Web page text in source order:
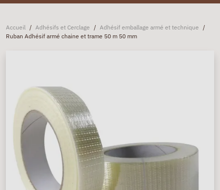
Accueil / Adhésifs et Cerclage / Adhésif emballage armé et technique /
Ruban Adhésif armé chaine et trame 50 m 50 mm